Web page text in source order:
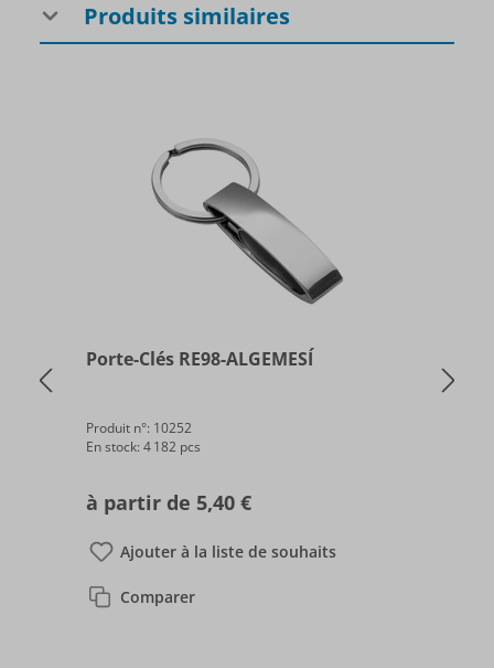
Produits similaires
Porte-Clés RE98-ALGEMESÍ
Produit n°: 10252
En stock: 4 182 pcs
à partir de 5,40 €​
Ajouter à la liste de souhaits
Comparer